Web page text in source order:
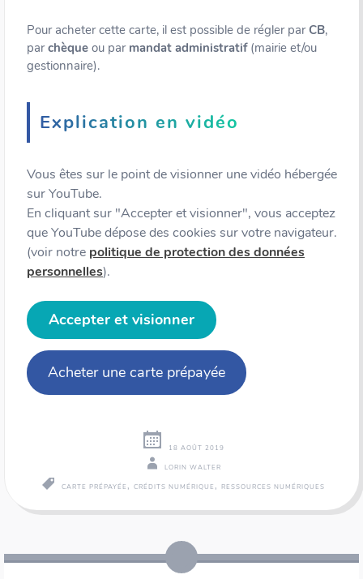
Pour acheter cette carte, il est possible de régler parCB,
parchèque ou par mandat administratif(mairie et/ou
gestionnaire).
Explication en vidéo
Vous êtes sur le point de visionner une vidéo hébergée
sur YouTube.
En cliquant sur "Accepter et visionner", vous acceptez
que YouTube dépose des cookies sur votre navigateur.
(voir notre politique de protection des données
personnelles).
Accepter et visionner
Acheter une carte prépayée
18 AOÛT 2019
LORIN WALTER
CARTE PRÉPAYÉE , CRÉDITS NUMÉRIQUE , RESSOURCES NUMÉRIQUES
des